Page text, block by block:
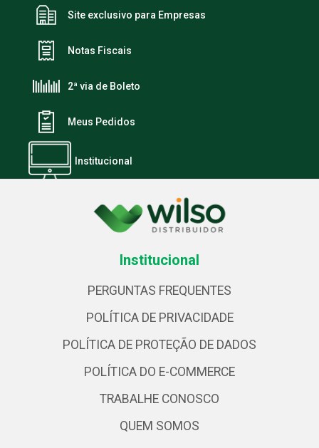
Site exclusivo para Empresas
Notas Fiscais
2ª via de Boleto
Meus Pedidos
Institucional
Institucional
PERGUNTAS FREQUENTES
POLÍTICA DE PRIVACIDADE
POLÍTICA DE PROTEÇÃO DE DADOS
POLÍTICA DO E-COMMERCE
TRABALHE CONOSCO
QUEM SOMOS